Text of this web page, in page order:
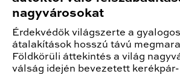
nagyvárosokat
Érdekvédők világszerte a
átalakítások hosszú távú
Földkörüli áttekintés a világ
válság idején bevezetett